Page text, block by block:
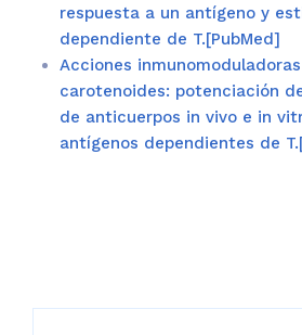
respuesta a un antígeno y
dependiente de T.[PubMed]
Acciones
carotenoides: potenciación
de anticuerpos in vivo e in
antígenos dependientes de